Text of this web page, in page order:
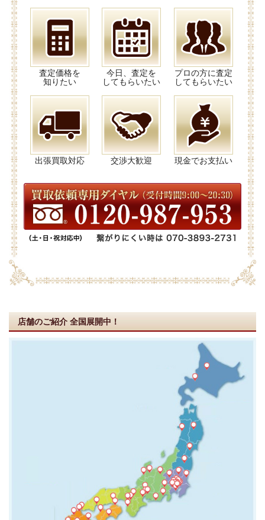
査定価格を
知りたい
今日、査定を
してもらいたい
プロの方に査定
してもらいたい
出張買取対応 交渉大歓迎 現金でお支払い
店舗のご紹介 全国展開中！